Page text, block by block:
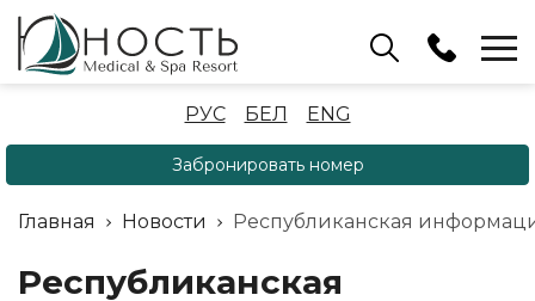
Бассейн
+375 (17) 503 93 22
Аренда беседок
+375 (33) 902 35 07
Отдел бронирования
РУС БЕЛ ENG
Забронировать номер
Главная Новости Республиканская
Республиканская